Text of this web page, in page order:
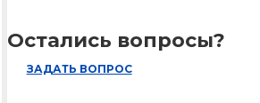
Остались вопросы?
ЗАДАТЬ ВОПРОС